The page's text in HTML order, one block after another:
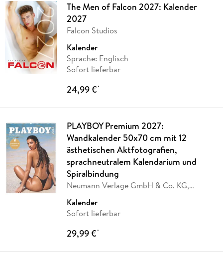
The Men of Falcon 2027: Kalender
2027
Falcon Studios
Kalender
Sprache: Englisch
Sofort lieferbar
24,99 €*
PLAYBOY Premium 2027:
Wandkalender 50x70 cm mit 12
ästhetischen Aktfotografien,
sprachneutralem Kalendarium und
Spiralbindung
Neumann Verlage GmbH & Co. KG,
Kalender
Sofort lieferbar
29,99 €*